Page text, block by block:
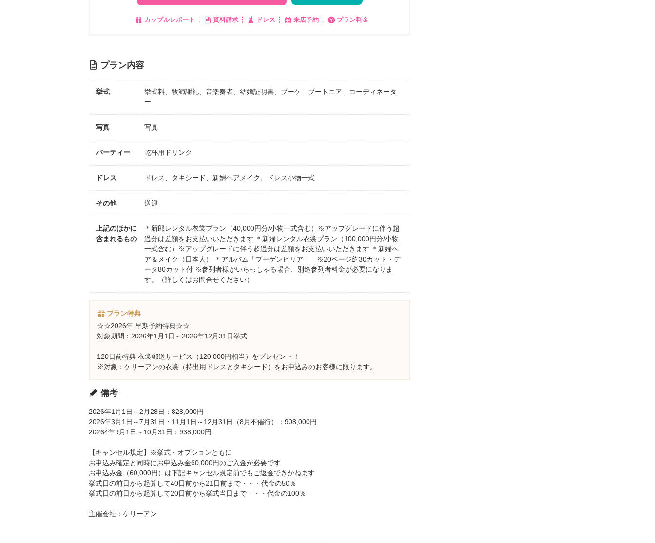
カップルレポート 資料請求 ドレス 来店予約 プラン料金
プラン内容
挙式
挙式料、牧師謝礼、音楽奏者、結婚証明書、ブーケ、ブートニア、コーディネータ
ー
写真 写真
パーティー 乾杯用ドリンク
ドレス ドレス、タキシード、新婦ヘアメイク、ドレス小物一式
その他 送迎
上記のほかに
含まれるもの
＊新郎レンタル衣裳プラン（40,000円分/小物一式含む）※アップグレードに伴う超
過分は差額をお支払いいただきます ＊新婦レンタル衣裳プラン（100,000円分/小物
一式含む）※アップグレードに伴う超過分は差額をお支払いいただきます ＊新婦ヘ
ア＆メイク（日本人） ＊アルバム「ブーゲンビリア」 ※20ページ約30カット・デ
ータ80カット付 ※参列者様がいらっしゃる場合、別途参列者料金が必要になりま
す。（詳しくはお問合せください）
プラン特典
☆☆2026年 早期予約特典☆☆
対象期間：2026年1月1日～2026年12月31日挙式
120日前特典 衣裳郵送サービス（120,000円相当）をプレゼント！
※対象：ケリーアンの衣裳（持出用ドレスとタキシード）をお申込みのお客様に限ります。
備考
2026年1月1日～2月28日：828,000円
2026年3月1日～7月31日・11月1日～12月31日（8月不催行）：908,000円
20264年9月1日～10月31日：938,000円
【キャンセル規定】※挙式・オプションともに
お申込み確定と同時にお申込み金60,000円のご入金が必要です
お申込み金（60,000円）は下記キャンセル規定前でもご返金できかねます
挙式日の前日から起算して40日前から21日前まで・・・代金の50％
挙式日の前日から起算して20日前から挙式当日まで・・・代金の100％
主催会社：ケリーアン